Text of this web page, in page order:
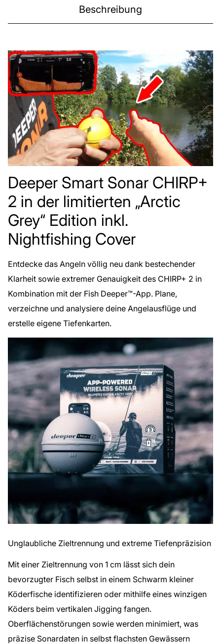
Beschreibung
Deeper Smart Sonar CHIRP+
2 in der limitierten „Arctic
Grey“ Edition inkl.
Nightfishing Cover
Entdecke das Angeln völlig neu dank bestechender
Klarheit sowie extremer Genauigkeit des CHIRP+ 2 in
Kombination mit der Fish Deeper™-App. Plane,
verzeichne und analysiere deine Angelausflüge und
erstelle eigene Tiefenkarten.
Unglaubliche Zieltrennung und extreme Tiefenpräzision
Mit einer Zieltrennung von 1 cm lässt sich dein
bevorzugter Fisch selbst in einem Schwarm kleiner
Köderfische identifizieren oder mithilfe eines winzigen
Köders beim vertikalen Jigging fangen.
Oberflächenstörungen sowie werden minimiert, was
präzise Sonardaten in selbst flachsten Gewässern